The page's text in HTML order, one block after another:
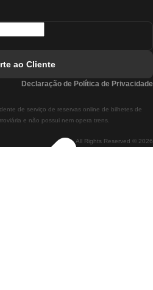
De Lisboa A Braga
De Braga A Lisboa All Rights Reserved © 2026
de serviço de reservas online de bilhetes de
e não possui nem opera trens.
ao Cliente
Declaração de Política de Privacidade